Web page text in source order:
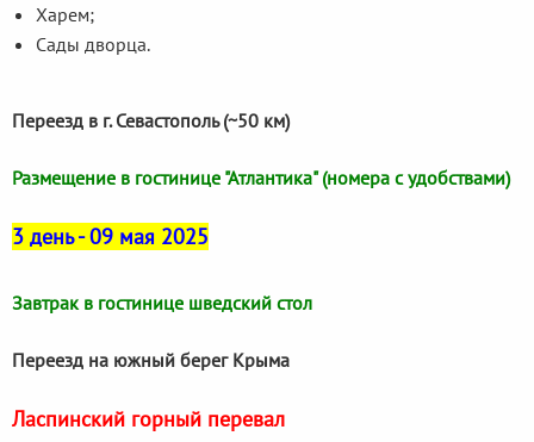
Харем;
Сады дворца.
Переезд в г. Севастополь (~50 км)
Размещение в гостинице "Атлантика" (номера с удобствами)
3 день - 09 мая 2025
Завтрак в гостинице шведский стол
Переезд на южный берег Крыма
Ласпинский горный перевал